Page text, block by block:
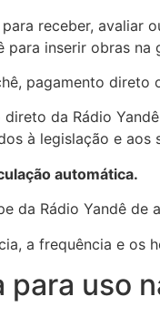
receber, avaliar
para inserir obras na
pagamento
da Rádio
à legislação e
automática.
da Rádio Yandê
a frequência e
uso